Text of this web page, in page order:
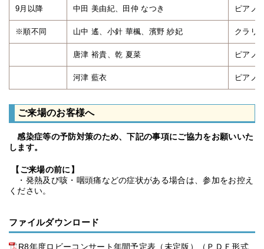
9月以降 中田 美由紀、田仲 なつき ピアノ
※順不同 山中 遙、小針 華楓、濱野 紗妃 クラリ
唐津 裕貴、乾 夏菜 ピアノ
河津 藍衣 ピアノ
ご来場のお客様へ
感染症等の予防対策のため、下記の事項にご協力をお願いいた
します。
【ご来場の前に】
・発熱及び咳・咽頭痛などの症状がある場合は、参加をお控え
ください。
ファイルダウンロード
R8年度ロビーコンサート年間予定表（未定版）（ＰＤＦ形式